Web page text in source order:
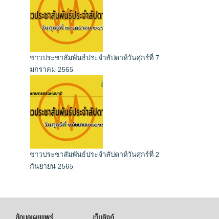
ข่าวประชาสัมพันธ์ประจำสัปดาห์วันศุกร์ที่ 7
มกราคม 2565
ข่าวประชาสัมพันธ์ประจำสัปดาห์วันศุกร์ที่ 2
กันยายน 2565